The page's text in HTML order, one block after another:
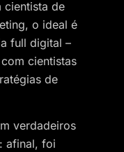
cientista de
o ideal é
full digital –
cientistas
de
verdadeiros
afinal, foi